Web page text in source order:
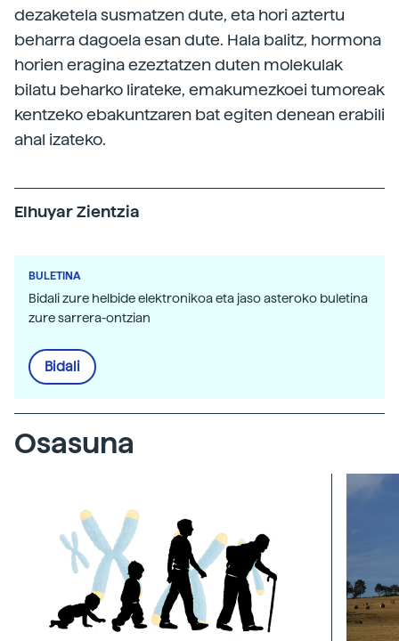
dezaketela susmatzen dute, eta hori aztertu
beharra dagoela esan dute. Hala balitz, hormona
horien eragina ezeztatzen duten molekulak
bilatu beharko lirateke, emakumezkoei tumoreak
kentzeko ebakuntzaren bat egiten denean erabili
ahal izateko.
Elhuyar Zientzia
BULETINA
Bidali zure helbide elektronikoa eta jaso asteroko buletina
zure sarrera-ontzian
Bidali
Osasuna